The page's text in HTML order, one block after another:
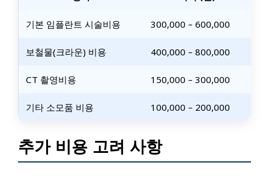
기본 임플란트 시술비용 300,000 – 600,000
보철물(크라운) 비용 400,000 – 800,000
CT 촬영비용 150,000 – 300,000
기타 소모품 비용 100,000 – 200,000
추가 비용 고려 사항